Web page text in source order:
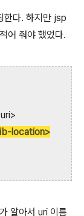
한다. 하지만 jsp
어 줘야 했었다.
location>
알아서 uri 이름